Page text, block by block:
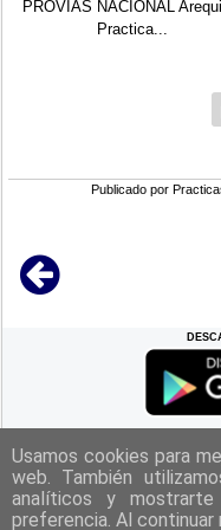
PROVIAS NACIONAL
Practica...
Publicado por
|Politica de Privacidad|
Usamos cookies para
web. También
analíticos y mostrarte
preferencia. Al continuar